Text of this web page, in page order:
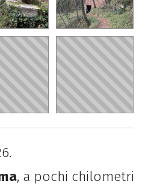
, a pochi chilometri